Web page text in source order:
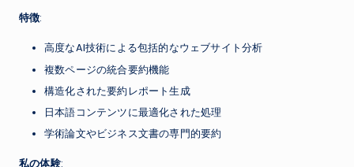
特徴:
高度なAI技術による包括的なウェブサイト分析
複数ページの統合要約機能
構造化された要約レポート生成
日本語コンテンツに最適化された処理
学術論文やビジネス文書の専門的要約
私の体験: